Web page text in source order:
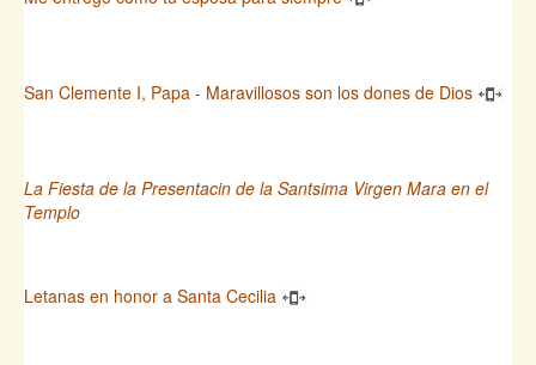
San Clemente I, Papa - Maravillosos son los dones de Dios
La Fiesta de la Presentacin de la Santsima Virgen Mara en el
Templo
Letanas en honor a Santa Cecilia